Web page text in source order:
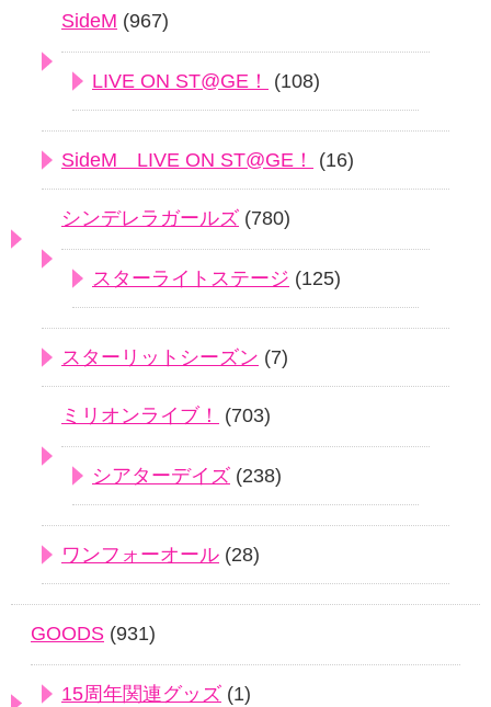
SideM (967)
LIVE ON ST@GE！ (108)
SideM LIVE ON ST@GE！ (16)
シンデレラガールズ (780)
スターライトステージ (125)
スターリットシーズン (7)
ミリオンライブ！ (703)
シアターデイズ (238)
ワンフォーオール (28)
GOODS (931)
15周年関連グッズ (1)